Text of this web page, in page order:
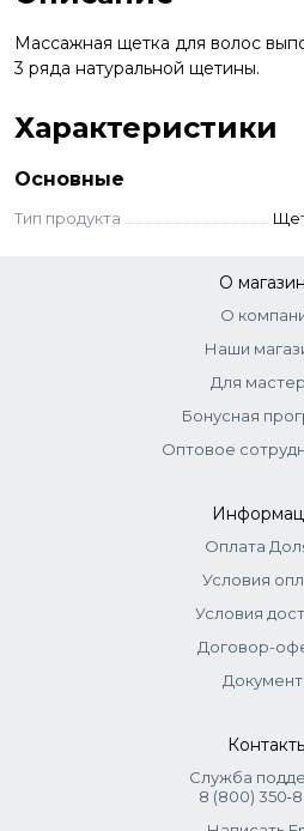
Массажная щетка для волос
3 ряда натуральной щетины.
Характеристики
Основные
Тип продукта
О
О
Наши
Для
Бонусная
Оптовое
Оплата
Условия
Условия
Договор-
Служба
8 (800)